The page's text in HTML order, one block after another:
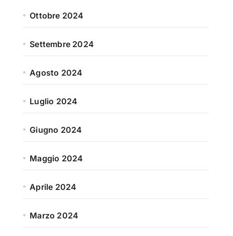
Ottobre 2024
Settembre 2024
Agosto 2024
Luglio 2024
Giugno 2024
Maggio 2024
Aprile 2024
Marzo 2024